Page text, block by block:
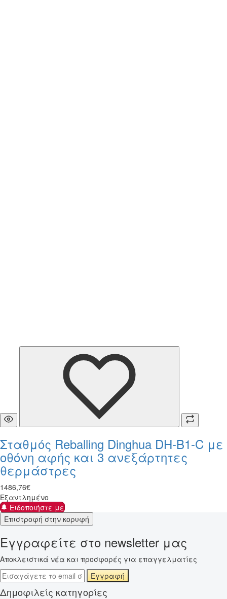
Σταθμός Reballing Dinghua DH-B1-C με
οθόνη αφής και 3 ανεξάρτητες
θερμάστρες
1486,76€
Εξαντλημένο
Ειδοποιήστε με
Επιστροφή στην κορυφή
Εγγραφείτε στο newsletter μας
Αποκλειστικά νέα και προσφορές για επαγγελματίες
Εγγραφή
Δημοφιλείς κατηγορίες